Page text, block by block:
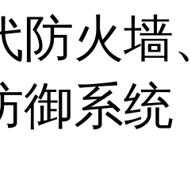
防火墙
御系统